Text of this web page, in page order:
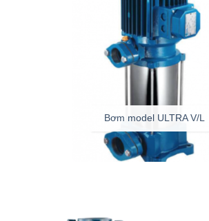
Bơm model ULTRA V/L